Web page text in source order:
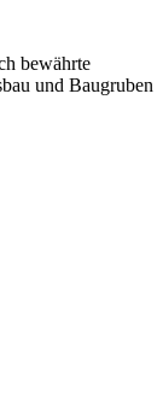
bewährte
und Baugruben